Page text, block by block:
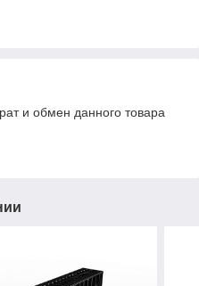
и обмен данного товара